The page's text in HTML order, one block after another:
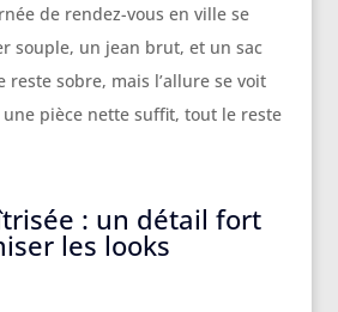
de rendez-vous en ville se
souple, un jean brut, et un sac
reste sobre, mais l’allure se voit
pièce nette suffit, tout le reste
: un détail fort
les looks